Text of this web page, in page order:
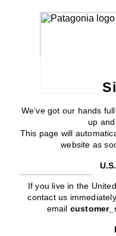
We’ve got our hands
up
This page will
website as
If you live in the
contact us
email